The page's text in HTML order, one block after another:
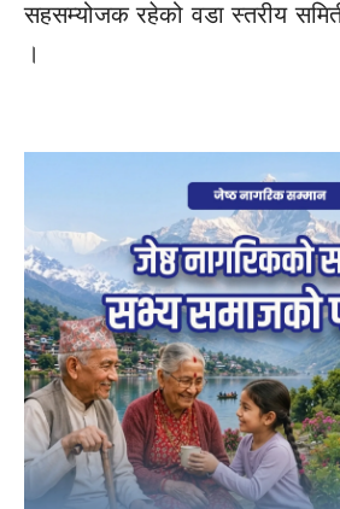
सहसम्योजक रहेको वडा स्तरीय
।